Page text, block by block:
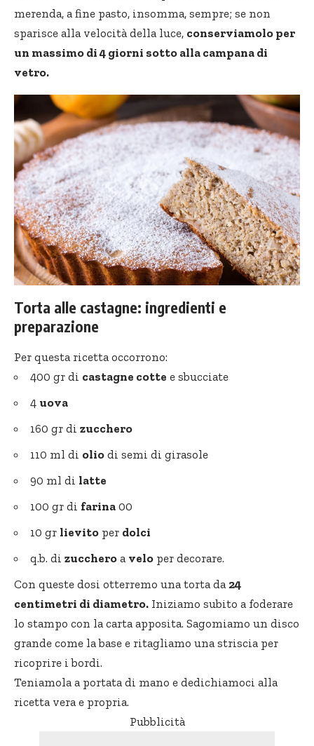
merenda, a fine pasto, insomma, sempre; se non
sparisce alla velocità della luce, conserviamolo per
un massimo di 4 giorni sotto alla campana di
vetro.
Torta alle castagne: ingredienti e
preparazione
Per questa ricetta occorrono:
400 gr di castagne cotte e sbucciate
4 uova
160 gr di zucchero
110 ml di olio di semi di girasole
90 ml di latte
100 gr di farina 00
10 gr lievito per dolci
q.b. di zucchero a velo per decorare.
Con queste dosi otterremo una torta da 24
centimetri di diametro. Iniziamo subito a foderare
lo stampo con la carta apposita. Sagomiamo un disco
grande come la base e ritagliamo una striscia per
ricoprire i bordi.
Teniamola a portata di mano e dedichiamoci alla
ricetta vera e propria.
Pubblicità